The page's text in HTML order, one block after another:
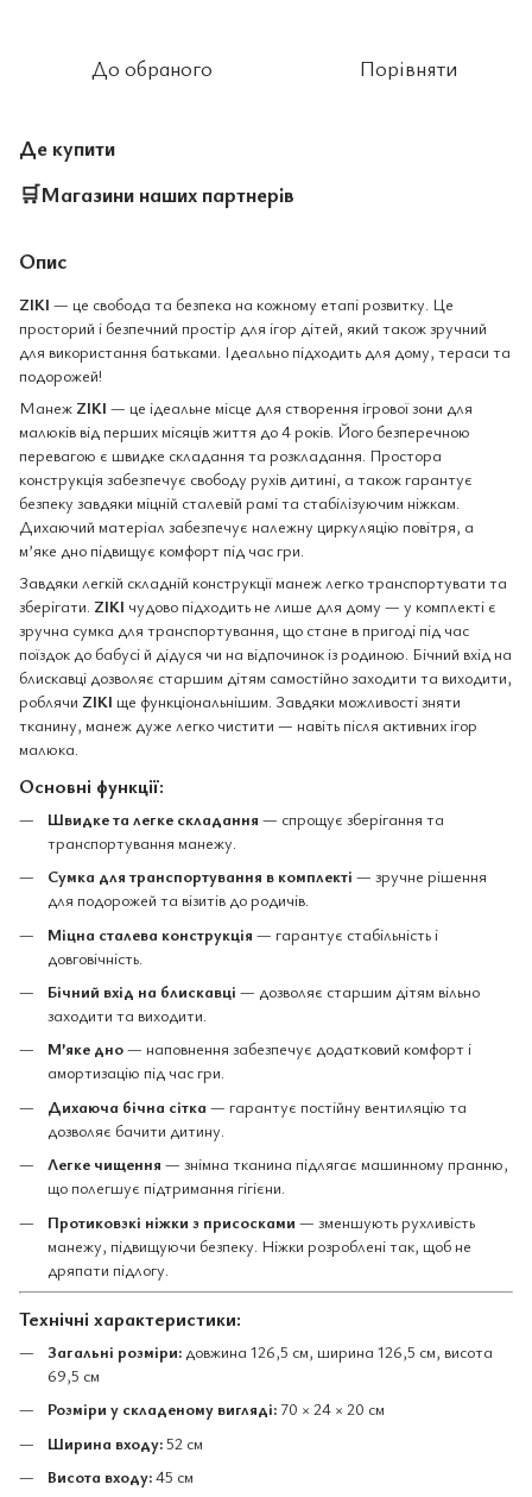
До обраного Порівняти
Де купити
🛒Магазини наших партнерів
Опис
ZIKI — це свобода та безпека на кожному етапі розвитку. Це
просторий і безпечний простір для ігор дітей, який також зручний
для використання батьками. Ідеально підходить для дому, тераси та
подорожей!
Манеж ZIKI — це ідеальне місце для створення ігрової зони для
малюків від перших місяців життя до 4 років. Його безперечною
перевагою є швидке складання та розкладання. Простора
конструкція забезпечує свободу рухів дитині, а також гарантує
безпеку завдяки міцній сталевій рамі та стабілізуючим ніжкам.
Дихаючий матеріал забезпечує належну циркуляцію повітря, а
м’яке дно підвищує комфорт під час гри.
Завдяки легкій складній конструкції манеж легко транспортувати та
зберігати. ZIKI чудово підходить не лише для дому — у комплекті є
зручна сумка для транспортування, що стане в пригоді під час
поїздок до бабусі й дідуся чи на відпочинок із родиною. Бічний вхід на
блискавці дозволяє старшим дітям самостійно заходити та виходити,
роблячи ZIKI ще функціональнішим. Завдяки можливості зняти
тканину, манеж дуже легко чистити — навіть після активних ігор
малюка.
Основні функції:
Швидке та легке складання — спрощує зберігання та
транспортування манежу.
Сумка для транспортування в комплекті — зручне рішення
для подорожей та візитів до родичів.
Міцна сталева конструкція — гарантує стабільність і
довговічність.
Бічний вхід на блискавці — дозволяє старшим дітям вільно
заходити та виходити.
М’яке дно— наповнення забезпечує додатковий комфорт і
амортизацію під час гри.
Дихаюча бічна сітка — гарантує постійну вентиляцію та
дозволяє бачити дитину.
Легке чищення — знімна тканина підлягає машинному пранню,
що полегшує підтримання гігієни.
Протиковзкі ніжки з присосками — зменшують рухливість
манежу, підвищуючи безпеку. Ніжки розроблені так, щоб не
дряпати підлогу.
Технічні характеристики:
Загальні розміри: довжина 126,5 см, ширина 126,5 см, висота
69,5 см
Розміри у складеному вигляді:70 × 24 × 20 см
Ширина входу:52 см
Висота входу:45 см